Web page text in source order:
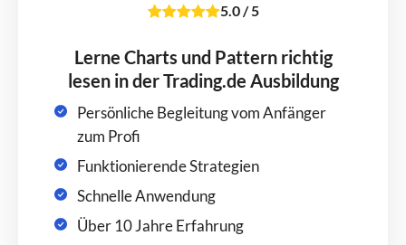
5.0/5
Lerne Charts und Pattern richtig
lesen in der Trading.de Ausbildung
Persönliche Begleitung vom Anfänger
zum Profi
Funktionierende Strategien
Schnelle Anwendung
Über 10 Jahre Erfahrung